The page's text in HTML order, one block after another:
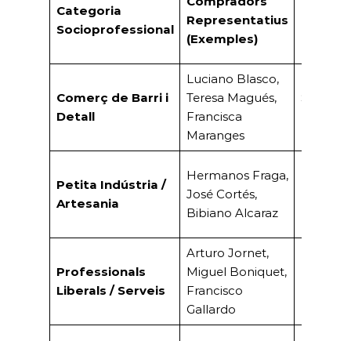
Categoria
Socioprofessional
Representatius
(Exemples)
Comerç de Barri i
Detall
Luciano Blasco,
Teresa Magués,
Francisca
Maranges
Petita Indústria /
Artesania
Hermanos Fraga,
José Cortés,
Bibiano Alcaraz
Professionals
Liberals / Serveis
Arturo Jornet,
Miguel Boniquet,
Francisco
Gallardo